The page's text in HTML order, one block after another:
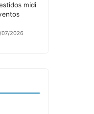
midi
07/2026